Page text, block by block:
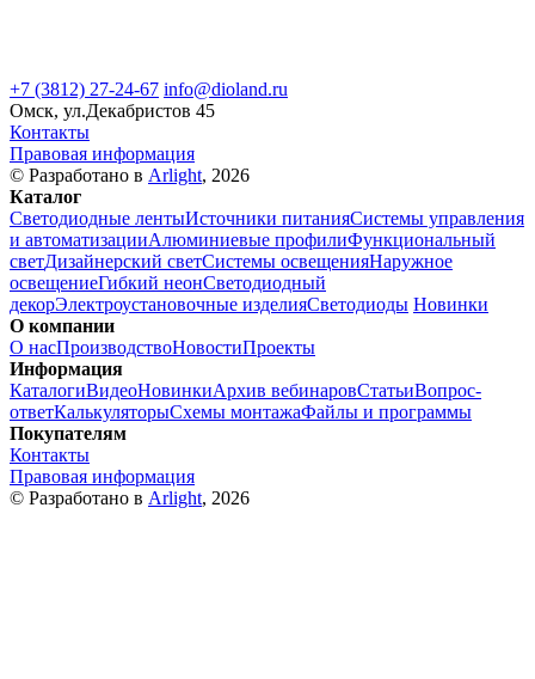
+7 (3812) 27-24-67 info@dioland.ru
Омск, ул.Декабристов 45
Контакты
Правовая информация
© Разработано в Arlight, 2026
Каталог
Светодиодные лентыИсточники питанияСистемы управления
и автоматизацииАлюминиевые профилиФункциональный
светДизайнерский светСистемы освещенияНаружное
освещениеГибкий неонСветодиодный
декорЭлектроустановочные изделияСветодиоды Новинки
О компании
О насПроизводствоНовостиПроекты
Информация
КаталогиВидеоНовинкиАрхив вебинаровСтатьиВопрос-
ответКалькуляторыСхемы монтажаФайлы и программы
Покупателям
Контакты
Правовая информация
© Разработано в Arlight, 2026